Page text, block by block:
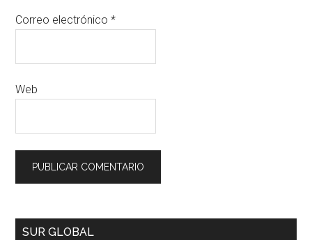
Correo electrónico*
Web
SUR GLOBAL